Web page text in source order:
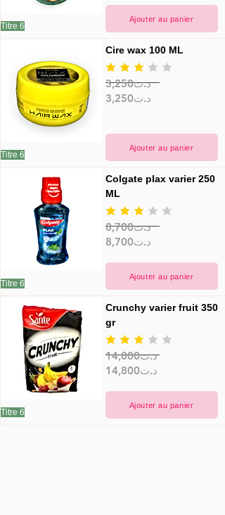
Titre 6
Ajouter au panier
Titre 6
Cire wax 100 ML
la note moyenne est 3 sur 5
3,250د.ت
3,250د.ت
Ajouter au panier
Titre 6
Colgate plax varier 250
ML
la note moyenne est 3 sur 5
8,700د.ت
8,700د.ت
Ajouter au panier
Titre 6
Crunchy varier fruit 350
gr
la note moyenne est 3 sur 5
14,800د.ت
14,800د.ت
Ajouter au panier